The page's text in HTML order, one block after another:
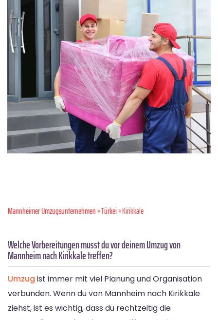
Mannheimer Umzugsunternehmen»Türkei» Kirikkale
Welche Vorbereitungen musst du vor deinem Umzug von
Mannheim nach Kirikkale treffen?
Umzug ist immer mit viel Planung und Organisation
verbunden. Wenn du von Mannheim nach Kirikkale
ziehst, ist es wichtig, dass du rechtzeitig die